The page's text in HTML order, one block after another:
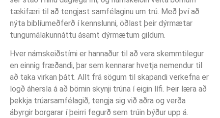
tækifæri til að tengjast samfélaginu um trú. Með því að
nýta biblíumeðferð í kennslunni, öðlast þeir dýrmætar
tungumálakunnáttu ásamt dýrmætum gildum.
Hver námskeiðstími er hannaður til að vera skemmtilegur
en einnig fræðandi, þar sem kennarar hvetja nemendur til
að taka virkan þátt. Allt frá sögum til skapandi verkefna er
lögð áhersla á að börnin skynji trúna í eigin lífi. Þeir læra að
þekkja trúarsamfélagið, tengja sig við aðra og verða
ábyrgir borgarar í þeirri fegurð sem trúin býður upp á.